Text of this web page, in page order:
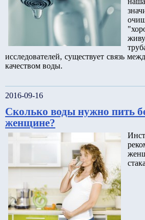
исследователей, существует связь
качеством воды.
2016-09-16
Сколько воды нужно пить
женщине?